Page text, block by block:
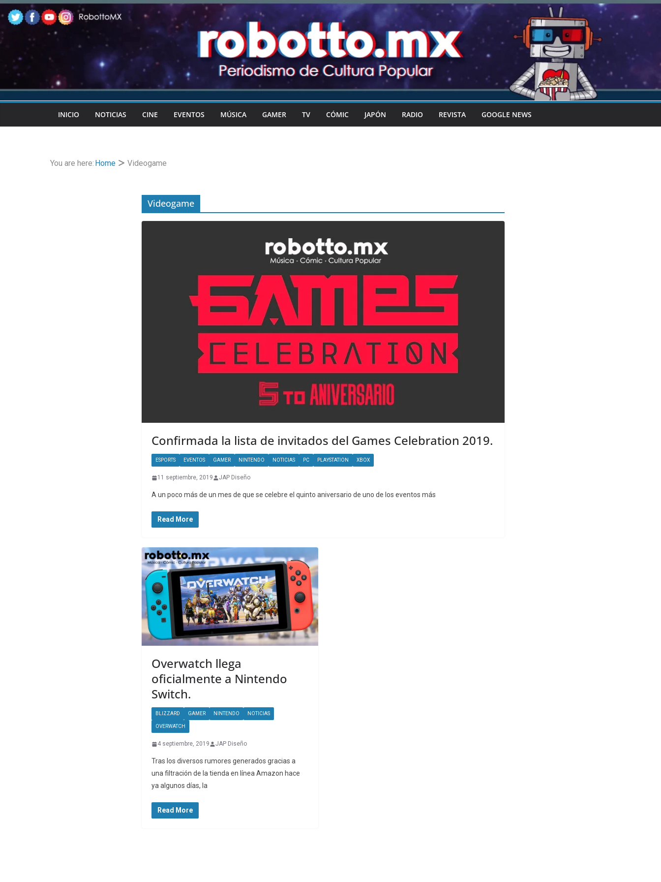
Skip
to
content
INICIO NOTICIAS CINE EVENTOS MÚSICA GAMER TV CÓMIC JAPÓN RADIO REVISTA GOOGLE NEWS
You are here: Home Videogame
Videogame
Confirmada la lista de invitados del Games Celebration 2019.
ESPORTS EVENTOS GAMER NINTENDO NOTICIAS PC PLAYSTATION XBOX
11 septiembre, 2019 JAP Diseño
A un poco más de un mes de que se celebre el quinto aniversario de uno de los eventos más
Read More
Overwatch llega
oficialmente a Nintendo
Switch.
BLIZZARD GAMER NINTENDO NOTICIAS
OVERWATCH
4 septiembre, 2019 JAP Diseño
Tras los diversos rumores generados gracias a
una filtración de la tienda en línea Amazon hace
ya algunos días, la
Read More